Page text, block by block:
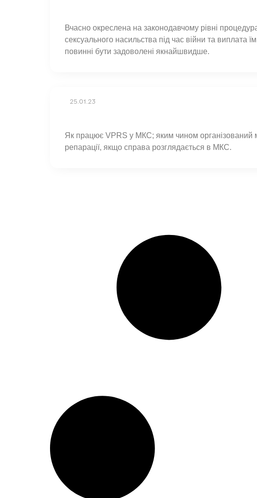
Вчасно окреслена на законодавчому рівні
сексуального насильства під час війни та
повинні бути задоволені якнайшвидше.
25.01.23
Як працює VPRS у МКС; яким чином організований
репарації, якщо справа розглядається в МКС.